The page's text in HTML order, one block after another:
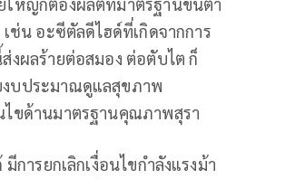
ช่น อะซีตัลดีไฮด์ที่เกิดจากการ
งผลร้ายต่อสมอง ต่อตับไต ก็
งบประมาณดูแลสุขภาพ
ไขด้านมาตรฐานคุณภาพสุรา
การยกเลิกเงื่อนไขกำลังแรงม้า